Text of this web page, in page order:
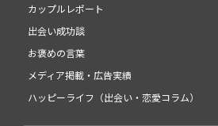
カップルレポート
出会い成功談
お褒めの言葉
メディア掲載・広告実績
ハッピーライフ（出会い・恋愛コラム）